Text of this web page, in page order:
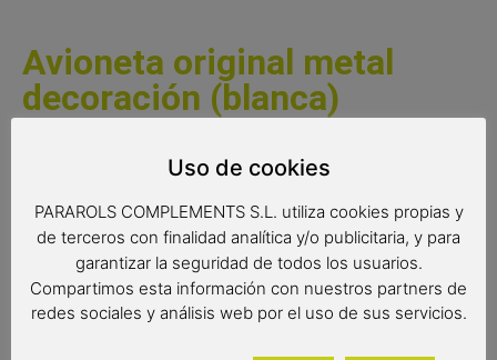
Avioneta original metal
decoración (blanca)
perfecta para formar parte de la decoración de tu hogar.
Disponible en cuatro colores.
Medidas:
16x13x6 cms
Uso de cookies
PARAROLS COMPLEMENTS S.L. utiliza cookies propias y
de terceros con finalidad analítica y/o publicitaria, y para
garantizar la seguridad de todos los usuarios.
Compartimos esta información con nuestros partners de
redes sociales y análisis web por el uso de sus servicios.